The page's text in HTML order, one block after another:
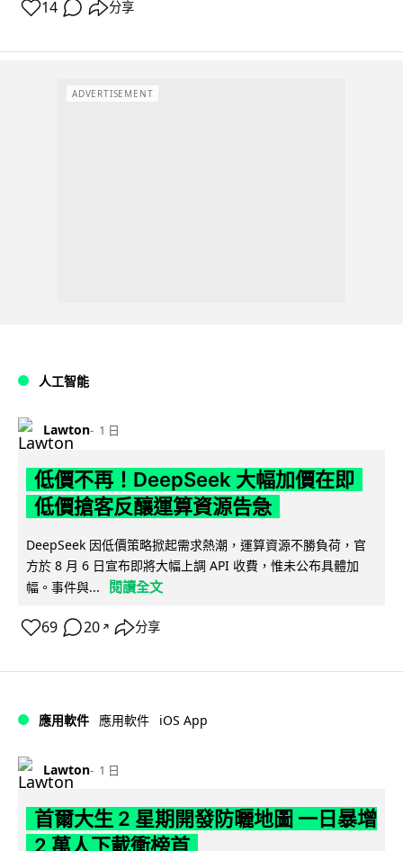
14 分享
ADVERTISEMENT
人工智能
Lawton 1 日
低價不再！DeepSeek 大幅加價在即
低價搶客反釀運算資源告急
DeepSeek 因低價策略掀起需求熱潮，運算資源不勝負荷，官
方於 8 月 6 日宣布即將大幅上調 API 收費，惟未公布具體加
幅。事件與...
閱讀全文
69 20 ↗ 分享
應用軟件 應用軟件 iOS App
Lawton 1 日
首爾大生 2 星期開發防曬地圖 一日暴增
2 萬人下載衝榜首